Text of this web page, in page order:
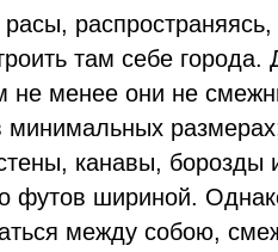
там себе
не менее они не
минимальных
канавы, борозды
футов шириной.
между собою,